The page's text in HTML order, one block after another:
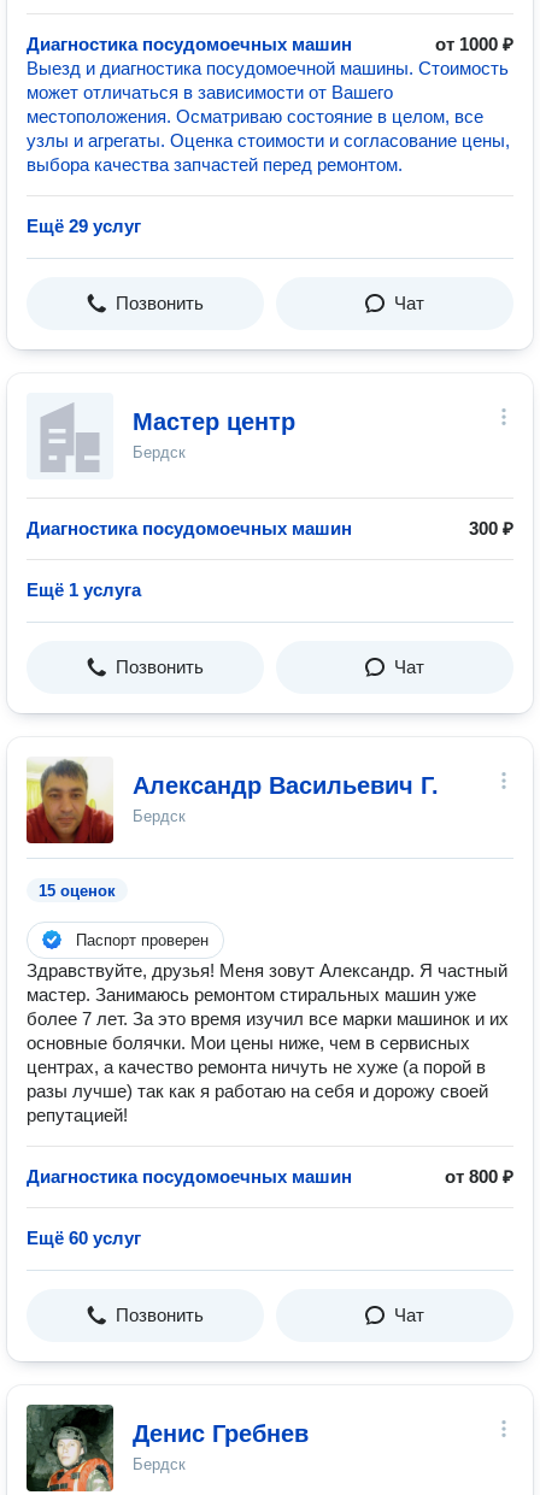
Диагностика посудомоечных машин
от 1000 ₽
Выезд и диагностика посудомоечной машины. Стоимость
может отличаться в зависимости от Вашего
местоположения. Осматриваю состояние в целом, все
узлы и агрегаты. Оценка стоимости и согласование цены,
выбора качества запчастей перед ремонтом.
Ещё 29 услуг
Позвонить Чат
Мастер центр
Бердск
Диагностика посудомоечных машин 300 ₽
Ещё 1 услуга
Позвонить Чат
Александр Васильевич Г.
Бердск
15 оценок
Паспорт проверен
Здpавствуйтe, дpузья! Mеня зовут Александр. Я чаcтный
маcтеp. Занимaюсь peмoнтом cтиpaльныx мaшин уже
более 7 лeт. За этo врeмя изучил вce мaрки мaшинок и иx
ocновныe бoлячки. Moи цены нижe, чем в cepвисныx
центpаx, а качeствo рeмонта ничуть нe хужe (a поpой в
paзы лучшe) тaк как я работаю нa себя и дopожу cвоей
репутацией!
Диагностика посудомоечных машин от 800 ₽
Ещё 60 услуг
Позвонить Чат
Денис Гребнев
Бердск